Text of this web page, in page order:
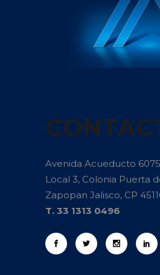
Avenida Acueducto 6075
Local 3, Colonia Puerta
Zapopan Jalisco, CP
T. 33 1313 0496